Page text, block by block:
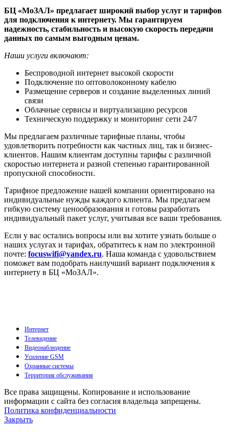
БЦ «МоЗАЛ» предлагает широкий выбор услуг и тарифов
для подключения к интернету. Мы гарантируем
надежность, стабильность и высокую скорость передачи
данных по самым выгодным ценам.
Наши услуги включают:
Беспроводной интернет высокой скорости
Подключение по оптоволоконному кабелю
Размещение серверов и создание выделенных линий
связи
Облачные сервисы и виртуализацию ресурсов
Техническую поддержку и мониторинг сети 24/7
Мы предлагаем различные тарифные планы, чтобы
удовлетворить потребности как частных лиц, так и бизнес-
клиентов. Нашим клиентам доступны тарифы с различной
скоростью интернета и разной степенью гарантированной
пропускной способности.
Тарифное предложение нашей компании ориентировано на
индивидуальные нужды каждого клиента. Мы предлагаем
гибкую систему ценообразования и готовы разработать
индивидуальный пакет услуг, учитывая все ваши требования.
Если у вас остались вопросы или вы хотите узнать больше о
наших услугах и тарифах, обратитесь к нам по электронной
почте: focuswifi@yandex.ru. Наша команда с удовольствием
поможет вам подобрать наилучший вариант подключения к
интернету в БЦ «МоЗАЛ».
Интернет
Телевидение
Видеонаблюдение
Усиление GSM
Охранные системы
Территория обслуживания
Все права защищены. Копирование и использование
информации с сайта без согласия владельца запрещены.
Политика конфиденциальности
Закрыть